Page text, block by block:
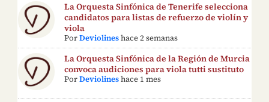
La Orquesta Sinfónica de Tenerife selecciona
candidatos para listas de refuerzo de violín y
viola
PorDeviolines hace 2 semanas
La Orquesta Sinfónica de la Región de Murcia
convoca audiciones para viola tutti sustituto
PorDeviolines hace 1 mes